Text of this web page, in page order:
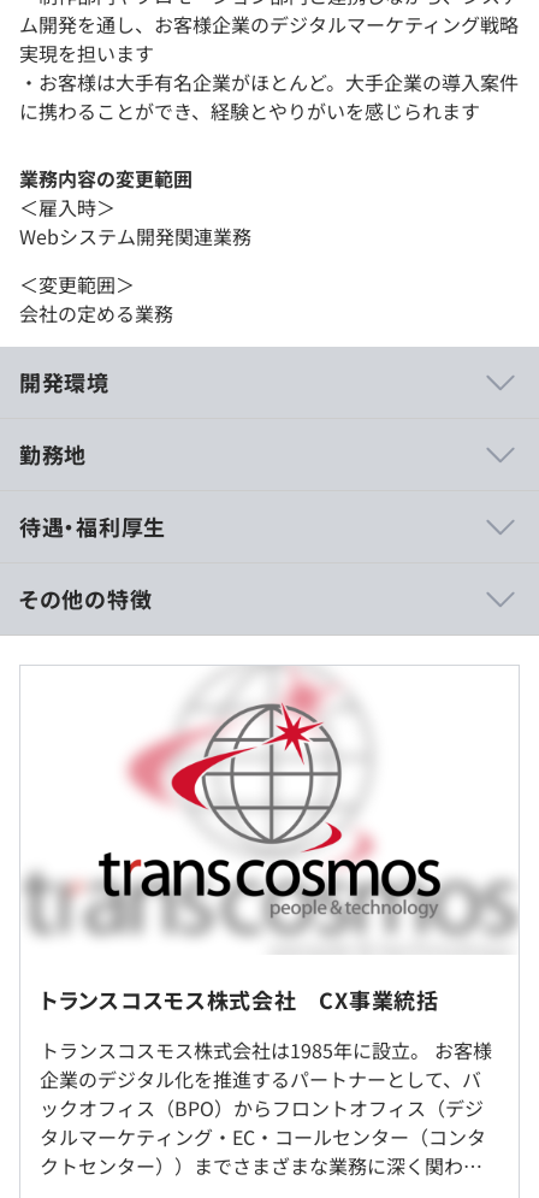
ム開発を通し、お客様企業のデジタルマーケティング戦略
実現を担います
・お客様は大手有名企業がほとんど。大手企業の導入案件
に携わることができ、経験とやりがいを感じられます
業務内容の変更範囲
＜雇入時＞
Webシステム開発関連業務
＜変更範囲＞
会社の定める業務
開発環境
殆どが大手企業からの直案件です。ヒアリングから提
対等な立場で、仕事を進めることができます。
クラウドファンディング型セミナー
2,500名以上の様々なスキルを持つ個性豊かなメンバー同
士が、お互いの知財を共有しあうことができる特徴的な制
メンバーのみがアクセスできる特設サイトで、「知りた
い」もしくは「教えたい」トピックを投稿し、他のメンバ
ーから一定の票を得られるとセミナーが開催されます。
JOBポスティング制度
タレントの流動性を担保するため、本部内での様々な案
件・ポジションの情報を公開し、応募・異動を行う制度で
資格取得奨励金
業務に関連する知識・スキルを習得するため、社員の資格
取得支援を推進しています。
勤務地
就業場所の変更範囲
＜雇入時＞
大阪本部、および自宅
＜変更範囲＞
会社の定める場所（テレワークを行う場所を含む）
待遇・福利厚生
■賃金形態：月給制
■賃金の決定方法：当社規定により決定
※時間外手当別途全額支給（オファーする年収帯により異
なるため、面接時に詳細ご説明）
（※想定年収 は年収提示額を保証するものではありません）
9：00～17：50（実労働時間：7時間50分）
※配属先により勤務時間帯は異なる場合があります
休憩時間：12:00〜13:00（60分）
平均残業時間：平均20-30時間／月
その他の特徴
トランスコスモス株式会社 CX事業統括
トランスコスモス株式会社は1985年に設立。 お客様
企業のデジタル化を推進するパートナーとして、バ
ックオフィス（BPO）からフロントオフィス（デジ
タルマーケティング・EC・コールセンター（コンタ
クトセンター））までさまざまな業務に深く関わっ